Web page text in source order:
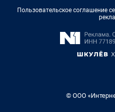
Пользовательское соглашение
© ООО